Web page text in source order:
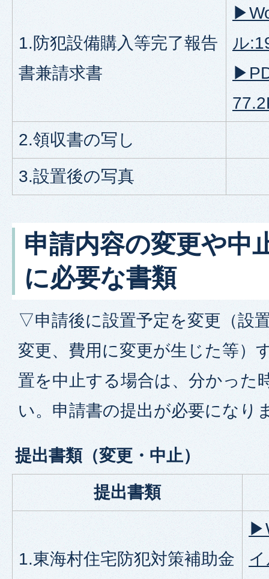
1.防犯設備購入等完了報告
書兼請求書
ル
2.領収書の写し
3.設置後の写真
申請内容の変更や中
に必要な書類
▽申請後に設置予定を変更（設
変更、費用に変更が生じた等）
置を中止する場合は、分かった
い。申請書の提出が必要になり
提出書類（変更・中止）
提出書類
1.東海村住宅防犯対策補助金